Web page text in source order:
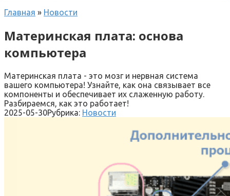
Главная » Новости
Материнская плата: основа
компьютера
Материнская плата - это мозг и нервная система
вашего компьютера! Узнайте, как она связывает все
компоненты и обеспечивает их слаженную работу.
Разбираемся, как это работает!
2025-05-30Рубрика: Новости